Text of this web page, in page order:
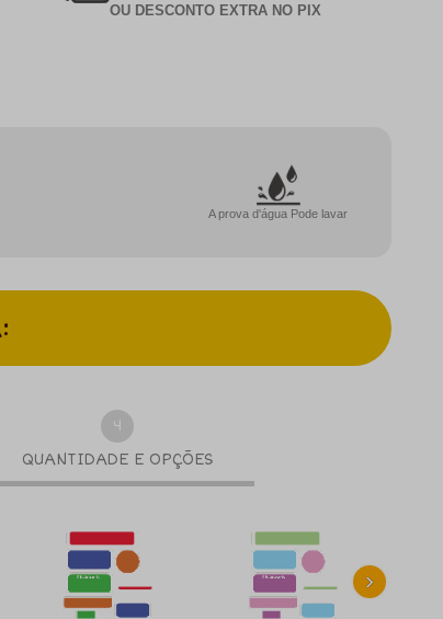
OU DESCONTO EXTRA NO PIX
A prova d'água Pode lavar
4
QUANTIDADE E OPÇÕES
›